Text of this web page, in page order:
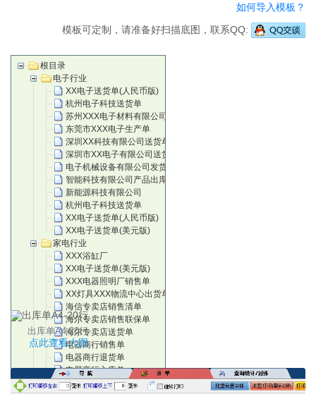
如何导入模板？
模板可定制，请准备好扫描底图，联系QQ:
根目录
电子行业
XX电子送货单(人民币版)
杭州电子科技送货单
苏州XXX电子材料有限公司
东莞市XXX电子生产单
深圳XX科技有限公司送货单
深圳市XX电子有限公司送货单
电子机械设备有限公司发货清单
智能科技有限公司产品出库单
新能源科技有限公司
杭州电子科技送货单
XX电子送货单(人民币版)
XX电子送货单(美元版)
家电行业
XXX浴缸厂
XX电子送货单(美元版)
XXX电器照明厂销售单
XX灯具XXX物流中心出货单
海信专卖店销售清单
海尔专卖店销售联保单
海尔专卖店送货单
电器商行销售单
电器商行退货单
电器商行入库单
家具模版
出库单A4-20行
点此查看大图